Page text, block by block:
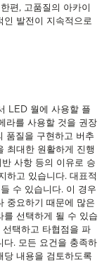
편, 고품질의 아카이
인 발전이 지속적으로
LED 월에 사용할 플
라를 사용할 것을 권장
품질을 구현하고 버추
최대한 원활하게 진행
사항 등의 이유로 승
하고 있습니다. 대표적
수 있습니다. 이 경우
중요하기 때문에 많은
를 선택하게 될 수 있습
택하고 타협점을 파
다. 모든 요건을 충족하
당 내용을 검토하도록